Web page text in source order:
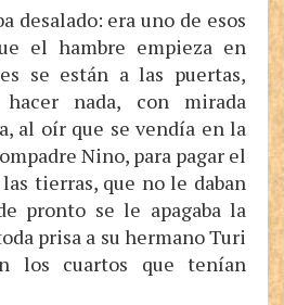
desalado: era uno de esos
el hambre empieza en
se están a las puertas,
hacer nada, con mirada
al oír que se vendía en la
Nino, para pagar el
tierras, que no le daban
pronto se le apagaba la
prisa a su hermano Turi
los cuartos que tenían